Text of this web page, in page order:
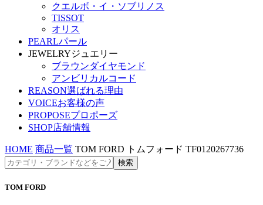
クエルボ・イ・ソブリノス
TISSOT
オリス
PEARLパール
JEWELRYジュエリー
ブラウンダイヤモンド
アンビリカルコード
REASON選ばれる理由
VOICEお客様の声
PROPOSEプロポーズ
SHOP店舗情報
HOME 商品一覧 TOM FORD トムフォード TF0120267736
TOM FORD